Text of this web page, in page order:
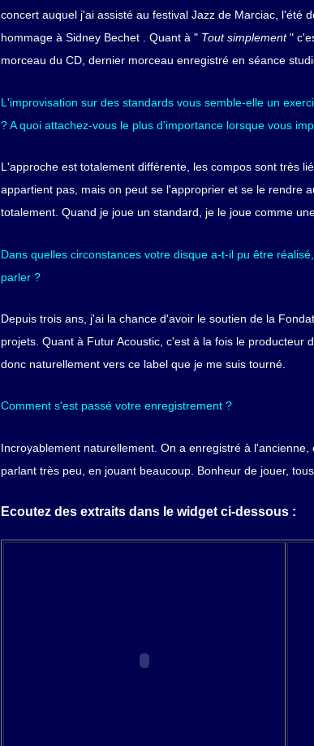
concert auquel j'ai assisté au festival Jazz de Marciac, l'été
hommage à Sidney Bechet . Quant à "Tout simplement"
morceau du CD, dernier morceau enregistré en séance
L'improvisation sur des standards vous semble-elle un
? A quoi attachez-vous le plus d'importance lorsque vous
L'approche est totalement différente, les compos sont très
appartient pas, mais on peut se l'approprier et se le rendre
totalement. Quand je joue un standard, je le joue comme
Dans quelles circonstances votre disque a-t-il pu être
parler ?
Depuis trois ans, j'ai la chance d'avoir le soutien de la
projets. Quant à Futur Acoustic, c'est à la fois le producteur
donc naturellement vers ce label que je me suis tourné.
Comment s'est passé votre enregistrement ?
Incroyablement naturellement. On a enregistré à
parlant très peu, en jouant beaucoup. Bonheur de jouer,
Ecoutez des extraits dans le widget ci-dessous :